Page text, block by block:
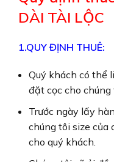
DÀI TÀI LỘC
1.QUY ĐỊNH THUÊ:
Quý khách có thể
đặt cọc cho
Trước ngày lấy
chúng tôi size của
cho quý khách.